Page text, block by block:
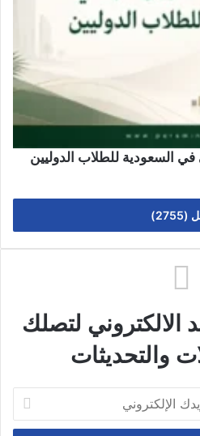
السعودية للطلاب الدوليين
الالكتروني لتصلك
والتحديثات